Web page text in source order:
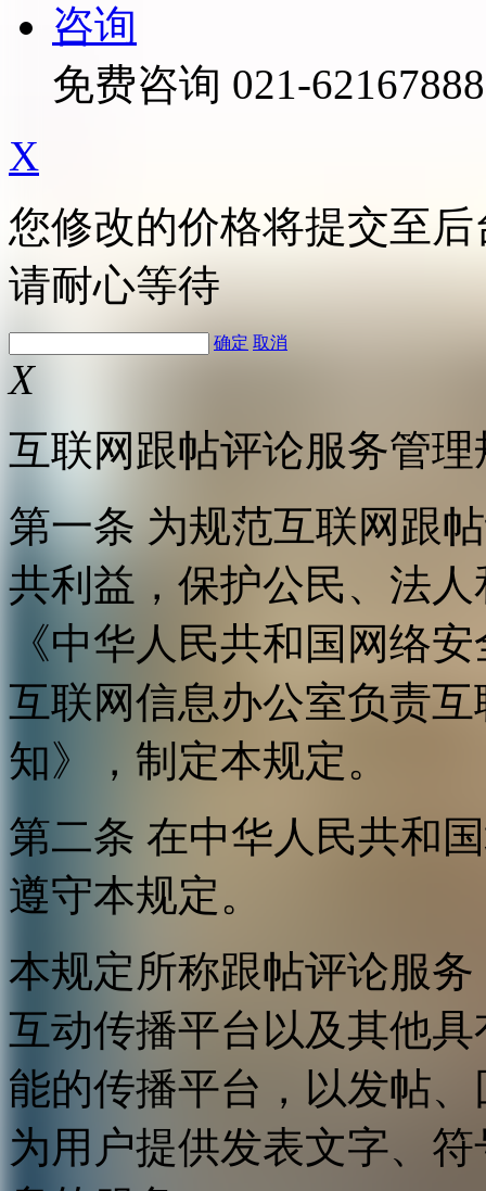
咨询
免费咨询 021-62167888
X
您修改的价格将提交至
请耐心等待
确定 取消
X
互联网跟帖评论服务管理
第一条 为规范互联网跟
共利益，保护公民、法
《中华人民共和国网络
互联网信息办公室负责
知》，制定本规定。
第二条 在中华人民共和
遵守本规定。
本规定所称跟帖评论服
互动传播平台以及其他
能的传播平台，以发帖
为用户提供发表文字、